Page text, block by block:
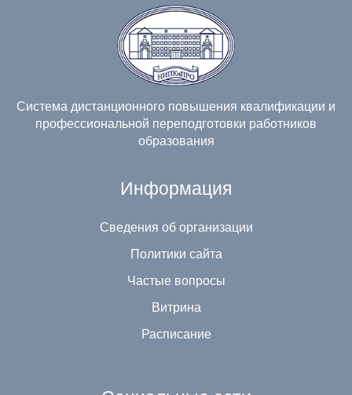
Система дистанционного повышения квалификации и
профессиональной переподготовки работников
образования
Информация
Сведения об организации
Политики сайта
Частые вопросы
Витрина
Расписание